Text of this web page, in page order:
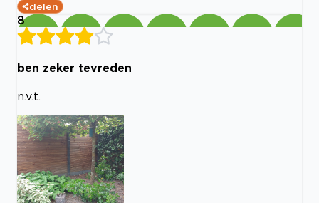
delen
8
ben zeker tevreden
n.v.t.